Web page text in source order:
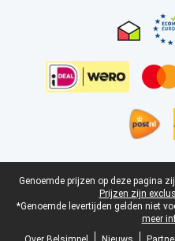
Juridische voettekst
Genoemde prijzen op deze pagina
Prijzen zijn
*Genoemde levertijden gelden niet
meer